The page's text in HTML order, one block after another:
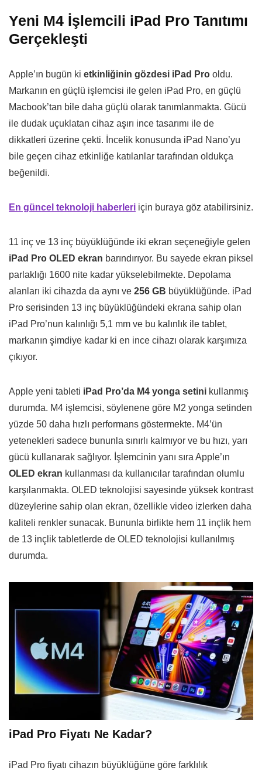
Yeni M4 İşlemcili iPad Pro Tanıtımı
Gerçekleşti
Apple’ın bugün ki etkinliğinin gözdesi iPad Pro oldu.
Markanın en güçlü işlemcisi ile gelen iPad Pro, en güçlü
Macbook’tan bile daha güçlü olarak tanımlanmakta. Gücü
ile dudak uçuklatan cihaz aşırı ince tasarımı ile de
dikkatleri üzerine çekti. İncelik konusunda iPad Nano’yu
bile geçen cihaz etkinliğe katılanlar tarafından oldukça
beğenildi.
En güncel teknoloji haberleri için buraya göz atabilirsiniz.
11 inç ve 13 inç büyüklüğünde iki ekran seçeneğiyle gelen
iPad Pro OLED ekran barındırıyor. Bu sayede ekran piksel
parlaklığı 1600 nite kadar yükselebilmekte. Depolama
alanları iki cihazda da aynı ve 256 GB büyüklüğünde. iPad
Pro serisinden 13 inç büyüklüğündeki ekrana sahip olan
iPad Pro’nun kalınlığı 5,1 mm ve bu kalınlık ile tablet,
markanın şimdiye kadar ki en ince cihazı olarak karşımıza
çıkıyor.
Apple yeni tableti iPad Pro’da M4 yonga setini kullanmış
durumda. M4 işlemcisi, söylenene göre M2 yonga setinden
yüzde 50 daha hızlı performans göstermekte. M4’ün
yetenekleri sadece bununla sınırlı kalmıyor ve bu hızı, yarı
gücü kullanarak sağlıyor. İşlemcinin yanı sıra Apple’ın
OLED ekran kullanması da kullanıcılar tarafından olumlu
karşılanmakta. OLED teknolojisi sayesinde yüksek kontrast
düzeylerine sahip olan ekran, özellikle video izlerken daha
kaliteli renkler sunacak. Bununla birlikte hem 11 inçlik hem
de 13 inçlik tabletlerde de OLED teknolojisi kullanılmış
durumda.
iPad Pro Fiyatı Ne Kadar?
iPad Pro fiyatı cihazın büyüklüğüne göre farklılık